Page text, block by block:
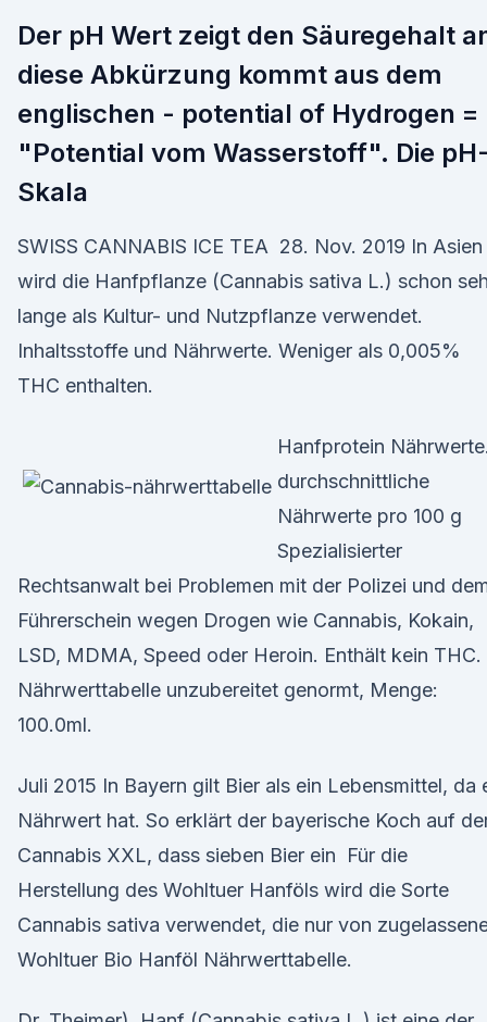
Der pH Wert zeigt den Säuregehalt
diese Abkürzung kommt aus dem
englischen - potential of Hydrogen =
"Potential vom Wasserstoff". Die pH-
Skala
SWISS CANNABIS ICE TEA 28. Nov. 2019 In Asien
wird die Hanfpflanze (Cannabis sativa L.) schon
lange als Kultur- und Nutzpflanze verwendet.
Inhaltsstoffe und Nährwerte. Weniger als 0,005%
THC enthalten.
Hanfprotein Nährwerte.
durchschnittliche
Nährwerte pro 100 g
Spezialisierter
Rechtsanwalt bei Problemen mit der Polizei und
Führerschein wegen Drogen wie Cannabis, Kokain,
LSD, MDMA, Speed oder Heroin. Enthält kein THC.
Nährwerttabelle unzubereitet genormt, Menge:
100.0ml.
Juli 2015 In Bayern gilt Bier als ein Lebensmittel, da
Nährwert hat. So erklärt der bayerische Koch auf
Cannabis XXL, dass sieben Bier ein Für die
Herstellung des Wohltuer Hanföls wird die Sorte
Cannabis sativa verwendet, die nur von
Wohltuer Bio Hanföl Nährwerttabelle.